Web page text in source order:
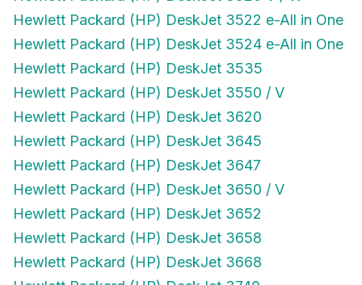
Hewlett Packard (HP) DeskJet 3522 e-All in One
Hewlett Packard (HP) DeskJet 3524 e-All in One
Hewlett Packard (HP) DeskJet 3535
Hewlett Packard (HP) DeskJet 3550 / V
Hewlett Packard (HP) DeskJet 3620
Hewlett Packard (HP) DeskJet 3645
Hewlett Packard (HP) DeskJet 3647
Hewlett Packard (HP) DeskJet 3650 / V
Hewlett Packard (HP) DeskJet 3652
Hewlett Packard (HP) DeskJet 3658
Hewlett Packard (HP) DeskJet 3668
Hewlett Packard (HP) DeskJet 3740